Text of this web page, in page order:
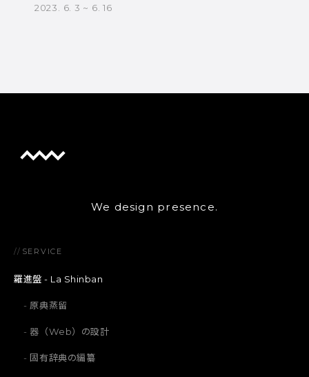
2023. 6. 3 ~ 6. 16
We design presence.
// SERVICE
羅進盤 - La Shinban
原典蒸留
器（Web）の設計
固有辞典の編纂